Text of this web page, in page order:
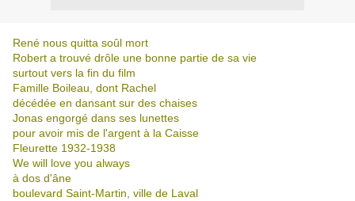
René nous quitta soûl mort
Robert a trouvé drôle une bonne partie de sa vie
surtout vers la fin du film
Famille Boileau, dont Rachel
décédée en dansant sur des chaises
Jonas engorgé dans ses lunettes
pour avoir mis de l'argent à la Caisse
Fleurette 1932-1938
We will love you always
à dos d'âne
boulevard Saint-Martin, ville de Laval